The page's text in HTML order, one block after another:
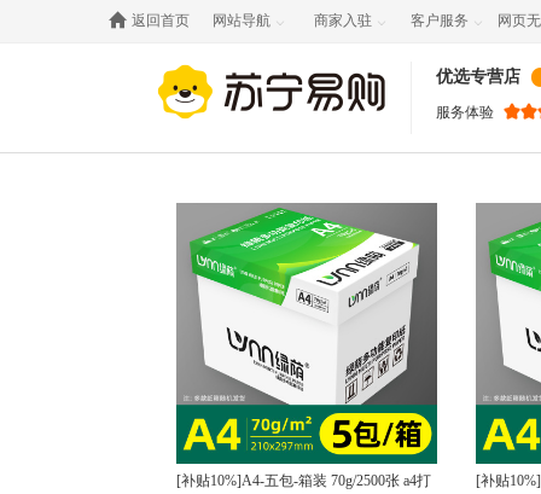
 返回首页 网站导航  商家入驻  客户服务  网页
优选专营店
服务体验
[补贴10%]A4-五包-箱装 70g/2500张 a4打
[补贴